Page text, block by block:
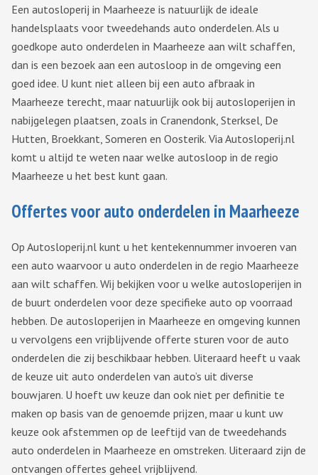
Een autosloperij in Maarheeze is natuurlijk de ideale
handelsplaats voor tweedehands auto onderdelen. Als u
goedkope auto onderdelen in Maarheeze aan wilt schaffen,
dan is een bezoek aan een autosloop in de omgeving een
goed idee. U kunt niet alleen bij een auto afbraak in
Maarheeze terecht, maar natuurlijk ook bij autosloperijen in
nabijgelegen plaatsen, zoals in Cranendonk, Sterksel, De
Hutten, Broekkant, Someren en Oosterik. Via Autosloperij.nl
komt u altijd te weten naar welke autosloop in de regio
Maarheeze u het best kunt gaan.
Offertes voor auto onderdelen in Maarheeze
Op Autosloperij.nl kunt u het kentekennummer invoeren van
een auto waarvoor u auto onderdelen in de regio Maarheeze
aan wilt schaffen. Wij bekijken voor u welke autosloperijen in
de buurt onderdelen voor deze specifieke auto op voorraad
hebben. De autosloperijen in Maarheeze en omgeving kunnen
u vervolgens een vrijblijvende offerte sturen voor de auto
onderdelen die zij beschikbaar hebben. Uiteraard heeft u vaak
de keuze uit auto onderdelen van auto’s uit diverse
bouwjaren. U hoeft uw keuze dan ook niet per definitie te
maken op basis van de genoemde prijzen, maar u kunt uw
keuze ook afstemmen op de leeftijd van de tweedehands
auto onderdelen in Maarheeze en omstreken. Uiteraard zijn de
ontvangen offertes geheel vrijblijvend.